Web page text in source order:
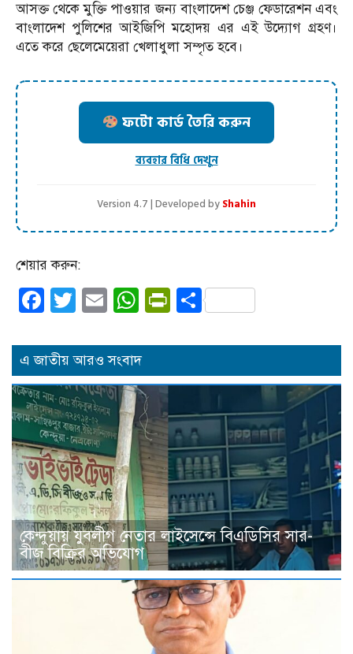
আসক্ত থেকে মুক্তি পাওয়ার জন্য বাংলাদেশ চেঞ্জ ফেডারেশন এবং
বাংলাদেশ পুলিশের আইজিপি মহোদয় এর এই উদ্যোগ গ্রহণ।
এতে করে ছেলেমেয়েরা খেলাধুলা সম্পৃত হবে।
ফটো কার্ড তৈরি করুন
ব্যবহার বিধি দেখুন
Version 4.7 | Developed byShahin
শেয়ার করুন:
Facebook
Twitter
EmailWhatsApp
PrintFriendly
Share
এ জাতীয় আরও সংবাদ
কেন্দুয়ায় যুবলীগ নেতার লাইসেন্সে বিএডিসির সার-
বীজ বিক্রির অভিযোগ